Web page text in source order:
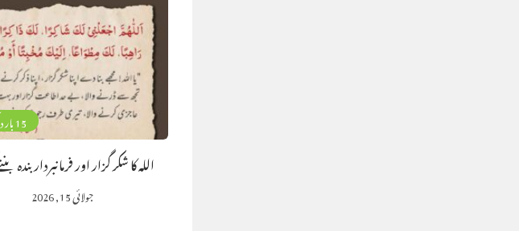
15 بار دیکھا گیا
اللہ کا شکر گزار اور فرمانبردار بندہ
جولائی 15, 2026